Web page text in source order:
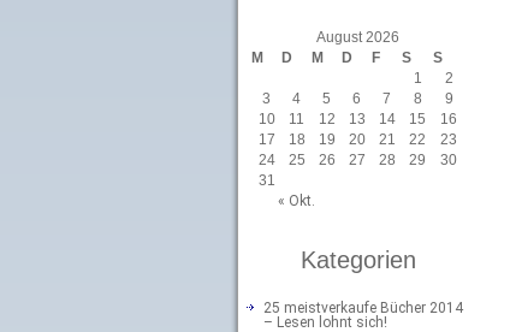
August 2026
M
D M D F S S
« Okt.
1
2
3
4 5 6 7 8
9
10
11 12 13 14 15
16
17
18 19 20 21 22
23
24
25 26 27 28 29
30
31
Kategorien
25 meistverkaufe Bücher 2014
– Lesen lohnt sich!